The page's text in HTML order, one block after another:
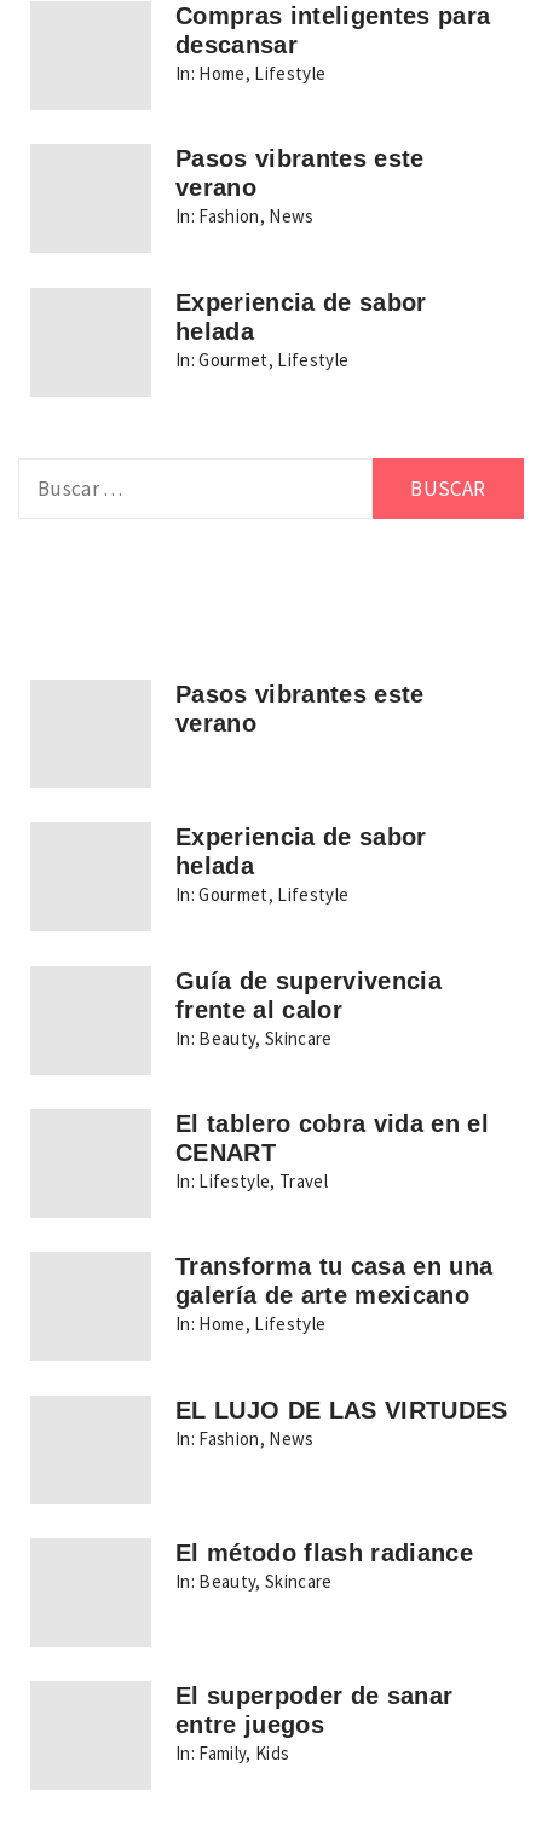
Compras inteligentes para
descansar
In: Home, Lifestyle
Pasos vibrantes este
verano
In: Fashion, News
Experiencia de sabor
helada
In: Gourmet, Lifestyle
Pasos vibrantes este
verano
Experiencia de sabor
helada
In: Gourmet, Lifestyle
Guía de supervivencia
frente al calor
In: Beauty,Skincare
El tablero cobra vida en el
CENART
In: Lifestyle, Travel
Transforma tu casa en una
galería de arte mexicano
In: Home, Lifestyle
EL LUJO DE LAS VIRTUDES
In: Fashion, News
El método flash radiance
In: Beauty,Skincare
El superpoder de sanar
entre juegos
In: Family, Kids